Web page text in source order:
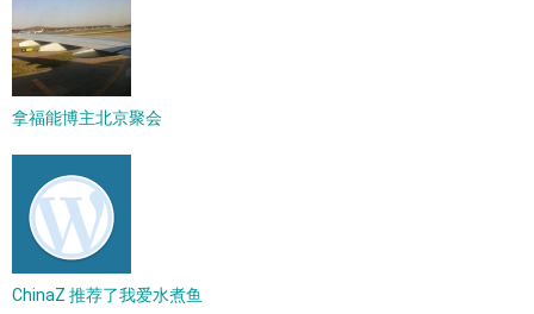
拿福能博主北京聚会
ChinaZ 推荐了我爱水煮鱼